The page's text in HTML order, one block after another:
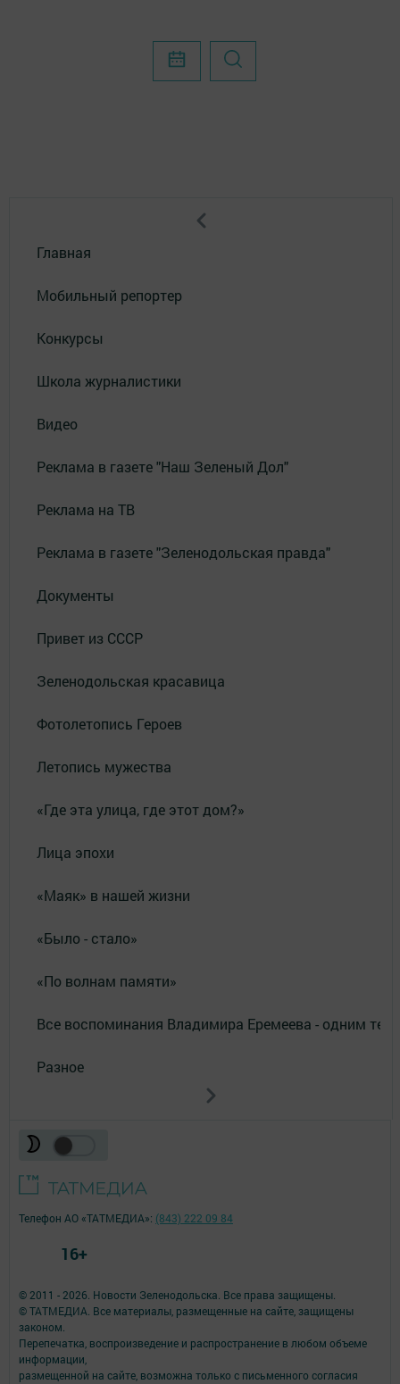
Главная
Мобильный репортер
Конкурсы
Школа журналистики
Видео
Реклама в газете "Наш Зеленый Дол"
Реклама на ТВ
Реклама в газете "Зеленодольская правда"
Документы
Привет из СССР
Зеленодольская красавица
Фотолетопись Героев
Летопись мужества
«Где эта улица, где этот дом?»
Лица эпохи
«Маяк» в нашей жизни
«Было - стало»
«По волнам памяти»
Все воспоминания Владимира Еремеева - одним
Разное
© 2011 - 2026. Новости Зеленодольска. Все права защищены.
© ТАТМЕДИА. Все материалы, размещенные на сайте, защищены
законом.
Перепечатка, воспроизведение и распространение в любом объеме
информации,
размещенной на сайте, возможна только с письменного согласия
Телефон АО «ТАТМЕДИА»: (843) 222 09 84
16+